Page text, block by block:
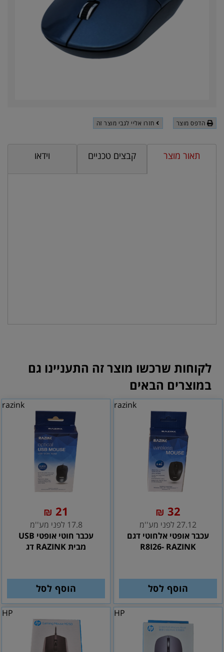
הדפס מוצר חזרו אליי לגבי מוצר זה
תאור מוצר קבצים טכניים וידאו
לקוחות שרכשו מוצר זה התעניינו גם
במוצרים הבאים
razink
32
₪
27.12 לפני מע''מ
עכבר אופטי אלחוטי דגם
R8I26- RAZINK
הוסף לסל
razink
21
₪
17.8 לפני מע''מ
עכבר חוטי אופטי USB
מבית RAZINK דג
הוסף לסל
HP
HP